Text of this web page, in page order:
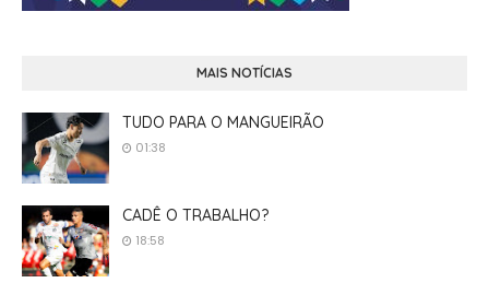
MAIS NOTÍCIAS
TUDO PARA O MANGUEIRÃO
01:38
CADÊ O TRABALHO?
18:58